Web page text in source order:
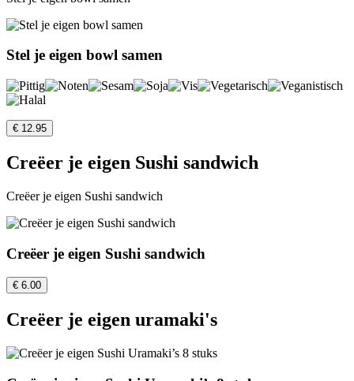
Stel je eigen bowl samen
€ 12.95
Creëer je eigen Sushi sandwich
Creëer je eigen Sushi sandwich
Creëer je eigen Sushi sandwich
€ 6.00
Creëer je eigen uramaki's